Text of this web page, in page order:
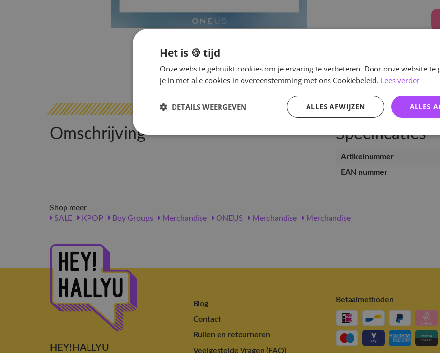
Omschrijving Specificaties
Artikelnummer
EAN nummer
Shop meer
SALE
KPOP Boy Groups Merchandise ONEUS Merchandise Merchandise
HEY!HALLYU
Blog
Contact
Ruilen en retourneren
Veelgestelde Vragen (FAQ)
Betaalmethoden
Het is 🍪 tijd
Onze website gebruikt cookies om je ervaring te verbeteren. Door onze website te
je in met alle cookies in overeenstemming met ons Cookiebeleid. Lees verder
ALLES
ALLES AFWIJZEN
DETAILS WEERGEVEN